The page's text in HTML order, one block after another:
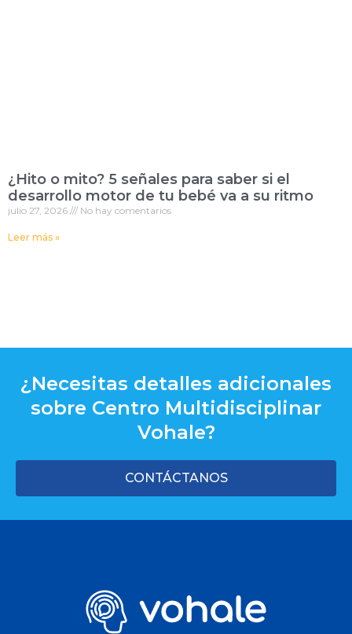
¿Hito o mito? 5 señales para saber si el
desarrollo motor de tu bebé va a su ritmo
julio 27, 2026 No hay comentarios
Leer más »
¿Necesitas detalles adicionales
sobre Centro Multidisciplinar
Vohale?
CONTÁCTANOS